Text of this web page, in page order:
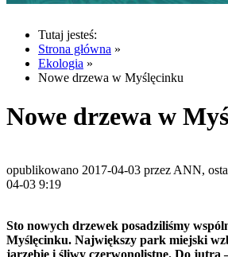
Tutaj jesteś:
Strona główna »
Ekologia »
Nowe drzewa w Myślęcinku
Nowe drzewa w
opublikowano 2017-04-03 przez ANN,
04-03 9:19
Sto nowych drzewek posadziliśmy
Myślęcinku. Największy park miejski
jarzębie i śliwy czerwonolistne. Do jutra